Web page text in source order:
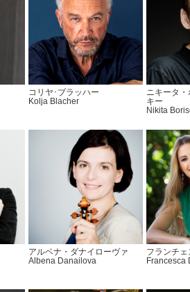
コリヤ･ブラッハー
Kolja Blacher
ニキータ
キー
Nikita
アルベナ・ダナイローヴァ
Albena Danailova
フランチ
Francesca